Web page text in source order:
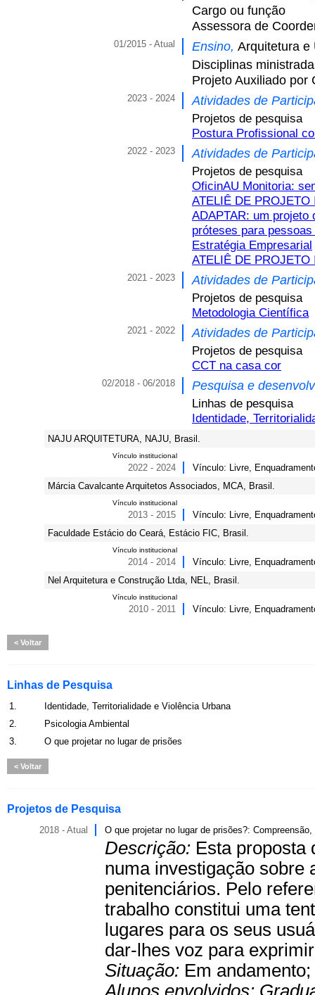
Cargo ou função
Assessora de
01/2015 - Atual Ensino, Arquitetura e
Disciplinas
Projeto Auxiliado por
2023 - 2024 Atividades de
Projetos de pesquisa
Postura Profissional
2022 - 2023 Atividades de
Projetos de pesquisa
OficinAU Monitoria:
ATELIÊ DE
ADAPTAR: um
próteses para
Estratégia Empresarial
ATELIÊ DE
2021 - 2023 Atividades de
Projetos de pesquisa
Metodologia Científica
2021 - 2022 Atividades de
Projetos de pesquisa
CCT na casa cor
02/2018 - 06/2018 Pesquisa e
Linhas de pesquisa
Identidade,
NAJU ARQUITETURA, NAJU, Brasil.
Vínculo institucional
2022 - 2024
Vínculo: Livre,
Márcia Cavalcante Arquitetos Associados, MCA, Brasil.
Vínculo institucional
2013 - 2015
Vínculo: Livre,
Faculdade Estácio do Ceará, Estácio FIC, Brasil.
Vínculo institucional
2014 - 2014
Vínculo: Livre,
Nel Arquitetura e Construção Ltda, NEL, Brasil.
Vínculo institucional
2010 - 2011 Vínculo: Livre,
Voltar
Linhas de Pesquisa
1.
Identidade, Territorialidade e Violência Urbana
2.
Psicologia Ambiental
3.
O que projetar no lugar de prisões
Voltar
Projetos de Pesquisa
2018 - Atual O que projetar no lugar de prisões?:
Descrição: Esta proposta
numa investigação sobre
penitenciários. Pelo
trabalho constitui uma
lugares para os seus
dar-lhes voz para
Situação: Em andamento;
Alunos envolvidos: